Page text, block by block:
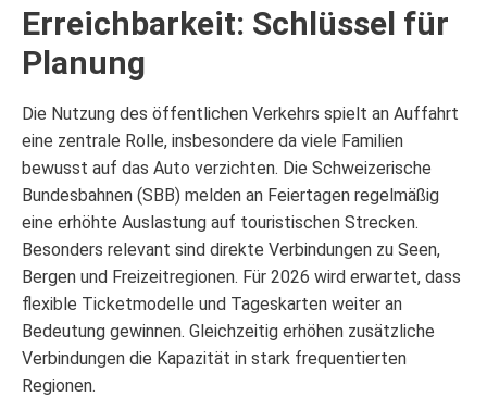
Erreichbarkeit: Schlüssel für
Planung
Die Nutzung des öffentlichen Verkehrs spielt an Auffahrt
eine zentrale Rolle, insbesondere da viele Familien
bewusst auf das Auto verzichten. Die Schweizerische
Bundesbahnen (SBB) melden an Feiertagen regelmäßig
eine erhöhte Auslastung auf touristischen Strecken.
Besonders relevant sind direkte Verbindungen zu Seen,
Bergen und Freizeitregionen. Für 2026 wird erwartet, dass
flexible Ticketmodelle und Tageskarten weiter an
Bedeutung gewinnen. Gleichzeitig erhöhen zusätzliche
Verbindungen die Kapazität in stark frequentierten
Regionen.